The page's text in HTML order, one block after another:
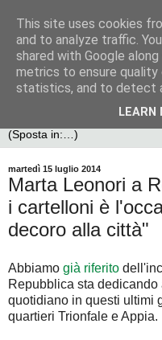
martedì 15 luglio 2014
Marta Leonori a
i cartelloni è
decoro alla città"
Abbiamo già riferito
Repubblica sta dedicando
quotidiano in questi ultimi
quartieri Trionfale e Appia.
This site uses cookies
and to analyze traffic.
shared with Google
metrics to ensure quality
statistics, and to detect
LEARN